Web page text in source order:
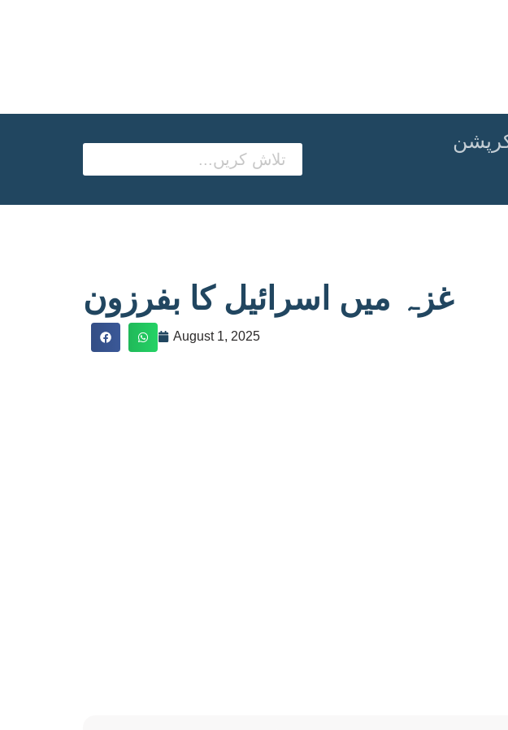
غزہ میں اسرائیل کا بفرزون
August 1, 2025